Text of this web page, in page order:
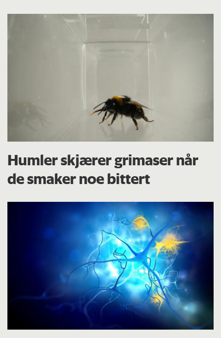
Humler skjærer grimaser når
de smaker noe bittert